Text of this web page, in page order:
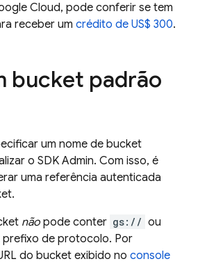
Cloud, pode conferir se tem
receber um crédito de US$ 300.
bucket padrão
um nome de bucket
o SDK Admin. Com isso, é
uma referência autenticada
não pode conter gs:// ou
de protocolo. Por
do bucket exibido no console